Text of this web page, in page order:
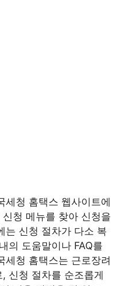
세청 홈택스 웹사이트에
청 메뉴를 찾아 신청을
는 신청 절차가 다소 복
의 도움말이나 FAQ를
세청 홈택스는 근로장려
신청 절차를 순조롭게